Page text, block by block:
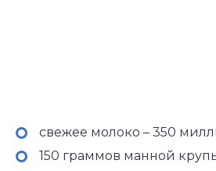
свежее молоко – 350
150 граммов манной